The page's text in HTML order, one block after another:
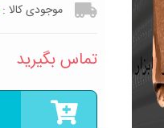
موجودی کالا :
تماس بگیرید